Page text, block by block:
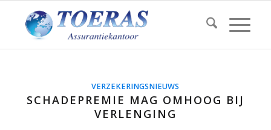
VERZEKERINGSNIEUWS
SCHADEPREMIE MAG OMHOOG BIJ
VERLENGING